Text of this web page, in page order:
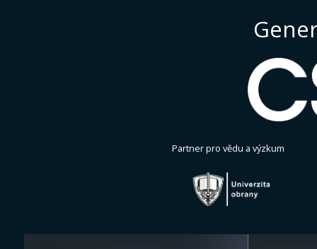
Partner pro vědu a výzkum